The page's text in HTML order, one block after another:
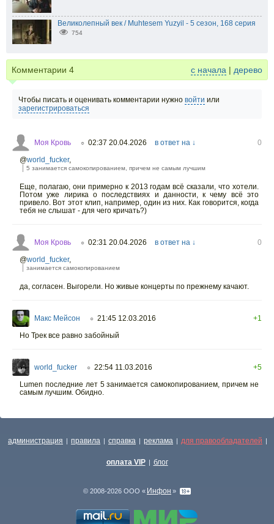
Великолепный век / Muhtesem Yuzyil - 5 сезон, 168 серия
754
Комментарии 4 с начала | дерево
Чтобы писать и оценивать комментарии нужно войти или
зарегистрироваться
Моя Кровь ○ 02:37 20.04.2026 в ответ на ↓
0
@world_fucker,
5 занимается самокопированием, причем не самым лучшим
Еще, полагаю, они примерно к 2013 годам всё сказали, что хотели.
Потом уже лирика о последствиях и данности, к чему всё это
привело. Вот этот клип, например, один из них. Как говорится, когда
тебя не слышат - для чего кричать?)
Моя Кровь ○ 02:31 20.04.2026 в ответ на ↓
0
@world_fucker,
занимается самокопированием
да, согласен. Выгорели. Но живые концерты по прежнему качают.
Макс Мейсон ○ 21:45 12.03.2016
+1
Но Трек все равно забойный
world_fucker ○ 22:54 11.03.2016
+5
Lumen последние лет 5 занимается самокопированием, причем не
самым лучшим. Обидно.
администрация | правила | справка | реклама | для правообладателей |
оплата VIP | блог
© 2008-2026 ООО « Инфон »